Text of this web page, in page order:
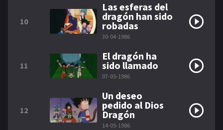
10
Las esferas del
dragón han sido
robadas
30-04-1986
11
El dragón ha
sido llamado
07-05-1986
12
Un deseo
pedido al Dios
Dragón
14-05-1986